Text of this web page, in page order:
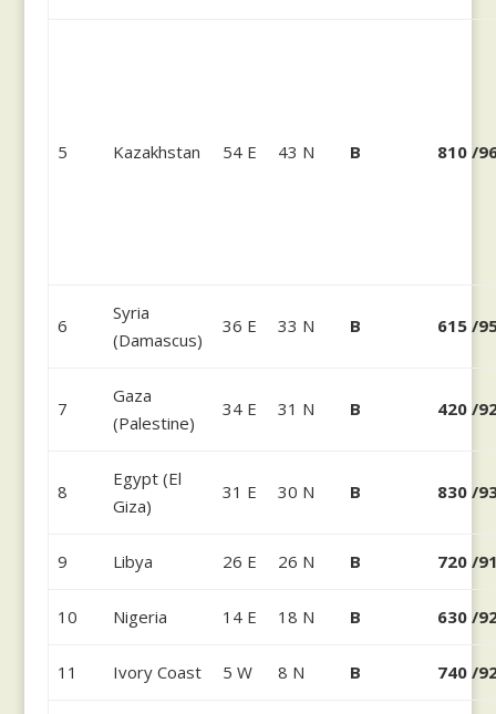
5 Kazakhstan 54 E 43 N B 810 /
6
Syria
(Damascus)
36 E 33 N B 615 /
7
Gaza
(Palestine)
34 E 31 N B 420 /
8
Egypt (El
Giza)
31 E 30 N B 830 /
9 Libya 26 E 26 N B 720 /
10 Nigeria 14 E 18 N B 630 /
11 Ivory Coast 5 W 8 N B 740 /